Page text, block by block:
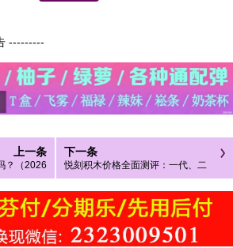
---------
上一条
？（2026
新规定）
下一条
悦刻积木价格全面测评：一代、二
代、三代区别与性价比对比